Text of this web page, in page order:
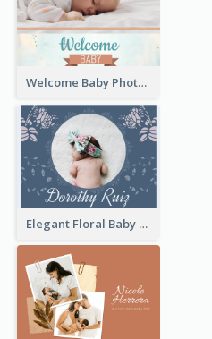
Welcome Baby Photo Book
Elegant Floral Baby Photo Book